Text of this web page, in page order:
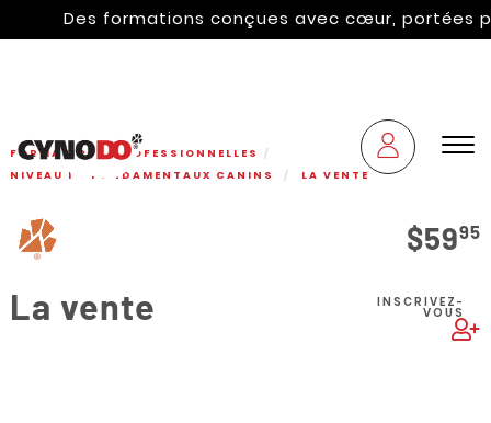
Des formations conçues avec cœur, portées
FORMATIONS PROFESSIONNELLES
NIVEAU I - FONDAMENTAUX CANINS
LA VENTE
La vente
$5995
INSCRIVEZ-
VOUS